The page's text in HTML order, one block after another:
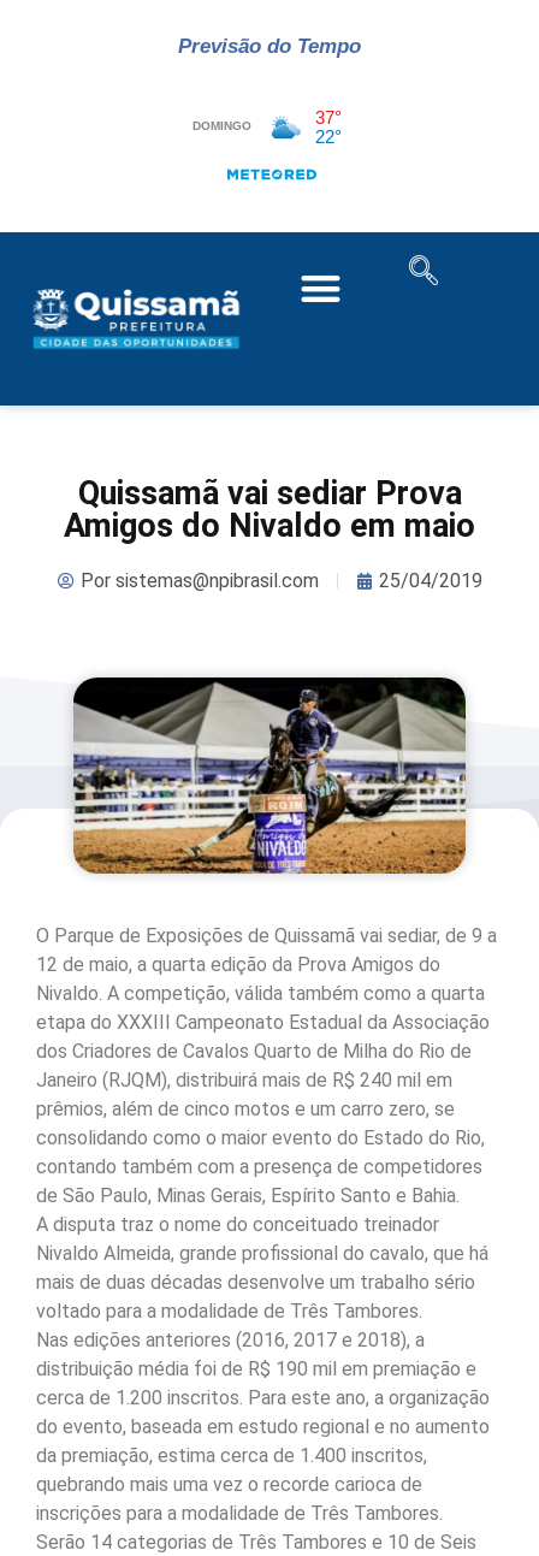
Previsão do Tempo
Quissamã vai sediar Prova
Amigos do Nivaldo em maio
Porsistemas@npibrasil.com 25/04/2019
O Parque de Exposições de Quissamã vai sediar, de 9 a
12 de maio, a quarta edição da Prova Amigos do
Nivaldo. A competição, válida também como a quarta
etapa do XXXIII Campeonato Estadual da Associação
dos Criadores de Cavalos Quarto de Milha do Rio de
Janeiro (RJQM), distribuirá mais de R$ 240 mil em
prêmios, além de cinco motos e um carro zero, se
consolidando como o maior evento do Estado do Rio,
contando também com a presença de competidores
de São Paulo, Minas Gerais, Espírito Santo e Bahia.
A disputa traz o nome do conceituado treinador
Nivaldo Almeida, grande profissional do cavalo, que há
mais de duas décadas desenvolve um trabalho sério
voltado para a modalidade de Três Tambores.
Nas edições anteriores (2016, 2017 e 2018), a
distribuição média foi de R$ 190 mil em premiação e
cerca de 1.200 inscritos. Para este ano, a organização
do evento, baseada em estudo regional e no aumento
da premiação, estima cerca de 1.400 inscritos,
quebrando mais uma vez o recorde carioca de
inscrições para a modalidade de Três Tambores.
Serão 14 categorias de Três Tambores e 10 de Seis